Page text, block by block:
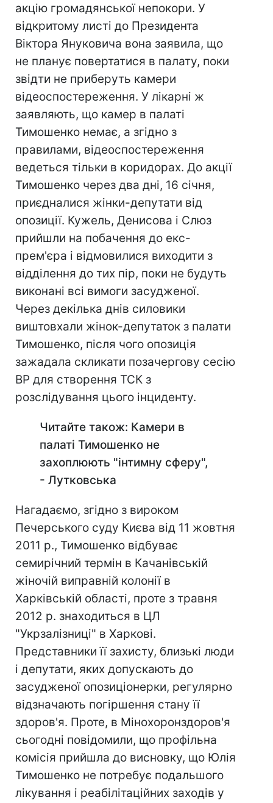
акцію громадянської непокори. У
відкритому листі до Президента
Віктора Януковича вона заявила, що
не планує повертатися в палату, поки
звідти не приберуть камери
відеоспостереження. У лікарні ж
заявляють, що камер в палаті
Тимошенко немає, а згідно з
правилами, відеоспостереження
ведеться тільки в коридорах. До акції
Тимошенко через два дні, 16 січня,
приєдналися жінки-депутати від
опозиції. Кужель, Денисова і Слюз
прийшли на побачення до екс-
прем'єра і відмовилися виходити з
відділення до тих пір, поки не будуть
виконані всі вимоги засудженої.
Через декілька днів силовики
виштовхали жінок-депутаток з палати
Тимошенко, після чого опозиція
зажадала скликати позачергову сесію
ВР для створення ТСК з
розслідування цього інциденту.
Читайте також: Камери в
палаті Тимошенко не
захоплюють "інтимну сферу",
- Лутковська
Нагадаємо, згідно з вироком
Печерського суду Києва від 11 жовтня
2011 р., Тимошенко відбуває
семирічний термін в Качанівській
жіночій виправній колонії в
Харківській області, проте з травня
2012 р. знаходиться в ЦЛ
"Укрзалізниці" в Харкові.
Представники її захисту, близькі люди
і депутати, яких допускають до
засудженої опозиціонерки, регулярно
відзначають погіршення стану її
здоров'я. Проте, в Мінохоронздоров'я
сьогодні повідомили, що профільна
комісія прийшла до висновку, що Юлія
Тимошенко не потребує подальшого
лікування і реабілітаційних заходів у